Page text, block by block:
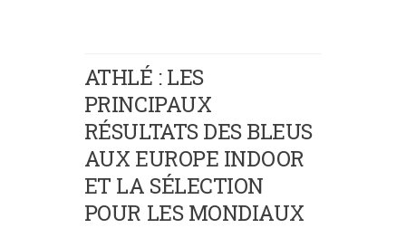
ATHLÉ : LES
PRINCIPAUX
RÉSULTATS DES BLEUS
AUX EUROPE INDOOR
ET LA SÉLECTION
POUR LES MONDIAUX